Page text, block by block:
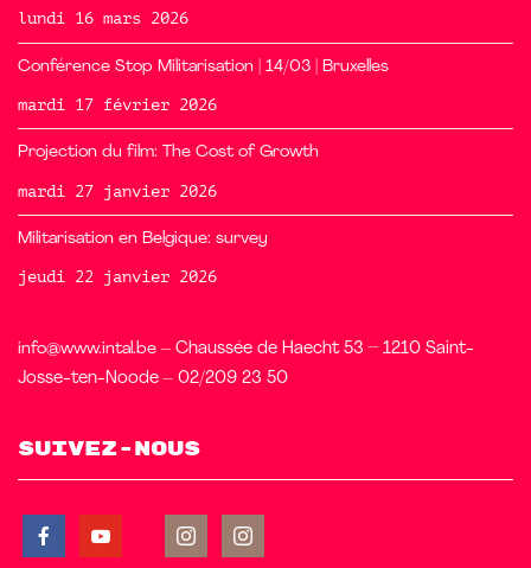
lundi 16 mars 2026
Conférence Stop Militarisation | 14/03 | Bruxelles
mardi 17 février 2026
Projection du film: The Cost of Growth
mardi 27 janvier 2026
Militarisation en Belgique: survey
jeudi 22 janvier 2026
info@www.intal.be – Chaussée de Haecht 53 – 1210 Saint-
Josse-ten-Noode – 02/209 23 50
Suivez-nous